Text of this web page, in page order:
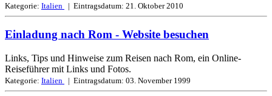
Kategorie: Italien | Eintragsdatum: 21. Oktober 2010
Einladung nach Rom - Website besuchen
Links, Tips und Hinweise zum Reisen nach Rom, ein Online-
Reiseführer mit Links und Fotos.
Kategorie: Italien | Eintragsdatum: 03. November 1999